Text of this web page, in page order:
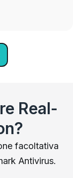
Real-
facoltativa
Antivirus.